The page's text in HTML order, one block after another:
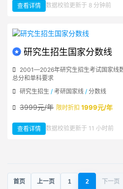
查看详情 ：
研
生
专
业
录
数据校验更新于 8 分钟前
研究生招生国家分数线
2001—2026年研究生招生考试国家线
总分和单科要求
研究生招生 / 考研国家线 / 分数线
3999元/年 限时折扣 1999元/年
查看详情 ：
研
数
线
数据校验更新于 11 小时前
首页 上一页 1 2 下一页